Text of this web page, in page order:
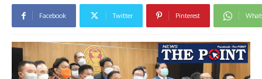
Facebook Twitter Pinterest